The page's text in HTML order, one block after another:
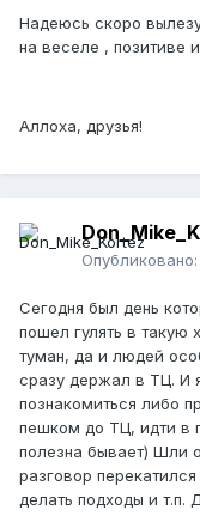
Надеюсь скоро
на веселе , позитиве
Аллоха, друзья!
Опубликовано:
Сегодня был день
пошел гулять в такую
туман, да и людей
сразу держал в ТЦ. И
познакомиться либо
пешком до ТЦ, идти в
полезна бывает) Шли
разговор
делать подходы и т.п.